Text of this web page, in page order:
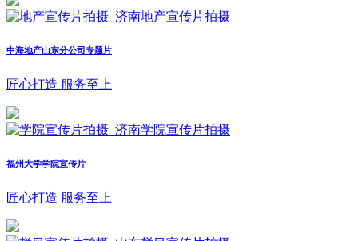
中海地产山东分公司专题片
匠心打造 服务至上
福州大学学院宣传片
匠心打造 服务至上